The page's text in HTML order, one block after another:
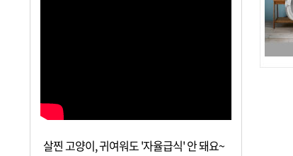
살찐 고양이, 귀여워도 '자율급식' 안 돼요~